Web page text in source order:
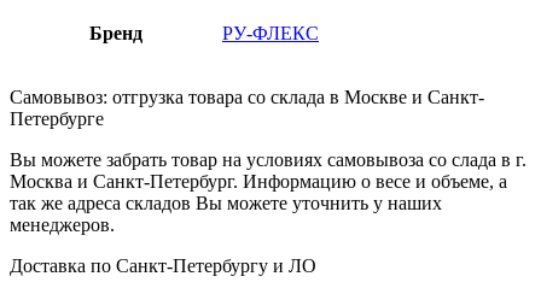
Бренд РУ-ФЛЕКС
Самовывоз: отгрузка товара со склада в Москве и Санкт-
Петербурге
Вы можете забрать товар на условиях самовывоза со слада в г.
Москва и Санкт-Петербург. Информацию о весе и объеме, а
так же адреса складов Вы можете уточнить у наших
менеджеров.
Доставка по Санкт-Петербургу и ЛО